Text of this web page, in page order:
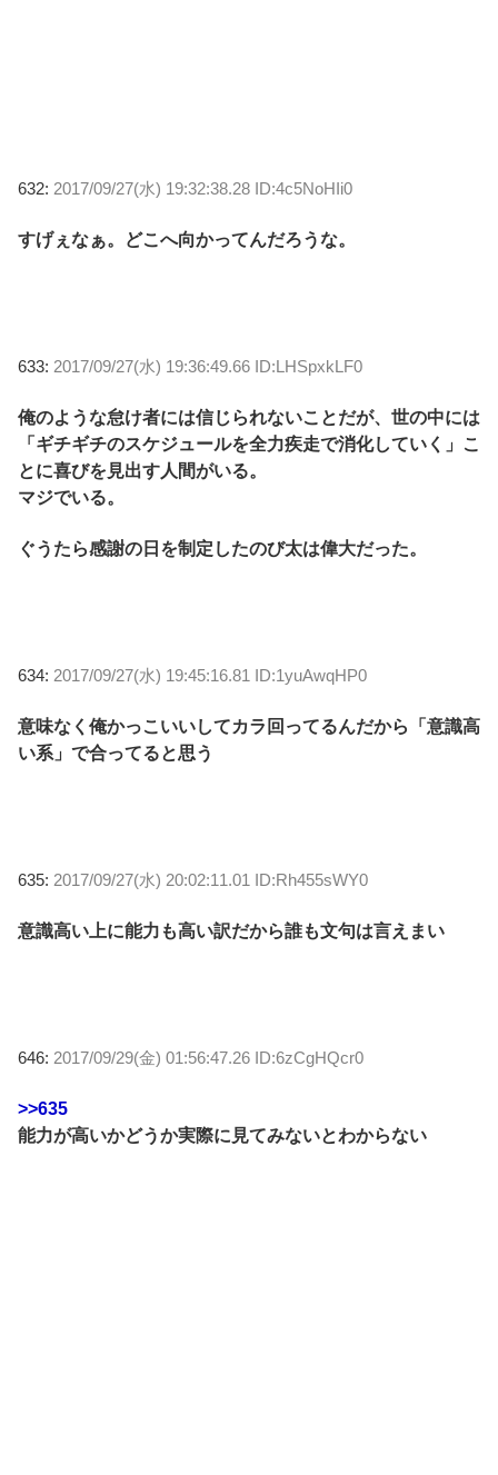
632: 2017/09/27(水) 19:32:38.28 ID:4c5NoHIi0
すげぇなぁ。どこへ向かってんだろうな。
633: 2017/09/27(水) 19:36:49.66 ID:LHSpxkLF0
俺のような怠け者には信じられないことだが、世の中には
「ギチギチのスケジュールを全力疾走で消化していく」こ
とに喜びを見出す人間がいる。
マジでいる。
ぐうたら感謝の日を制定したのび太は偉大だった。
634: 2017/09/27(水) 19:45:16.81 ID:1yuAwqHP0
意味なく俺かっこいいしてカラ回ってるんだから「意識高
い系」で合ってると思う
635: 2017/09/27(水) 20:02:11.01 ID:Rh455sWY0
意識高い上に能力も高い訳だから誰も文句は言えまい
646: 2017/09/29(金) 01:56:47.26 ID:6zCgHQcr0
>>635
能力が高いかどうか実際に見てみないとわからない